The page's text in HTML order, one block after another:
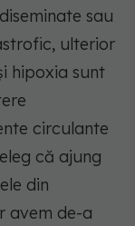
sau
ulterior
hipoxia sunt
circulante
că ajung
din
avem de-a